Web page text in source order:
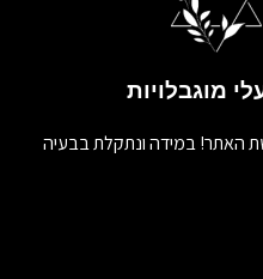
מוגבלויות
האתר! במידה ונתקלת בבעיה